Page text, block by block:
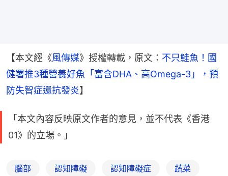
【本文經《風傳媒》授權轉載，原文： 不只鮭魚！國
健署推3種營養好魚「富含DHA、高Omega-3」，預
防失智症還抗發炎】
「本文內容反映原文作者的意見，並不代表《香港
01》的立場。」
腦部 認知障礙 認知障礙症 蔬菜